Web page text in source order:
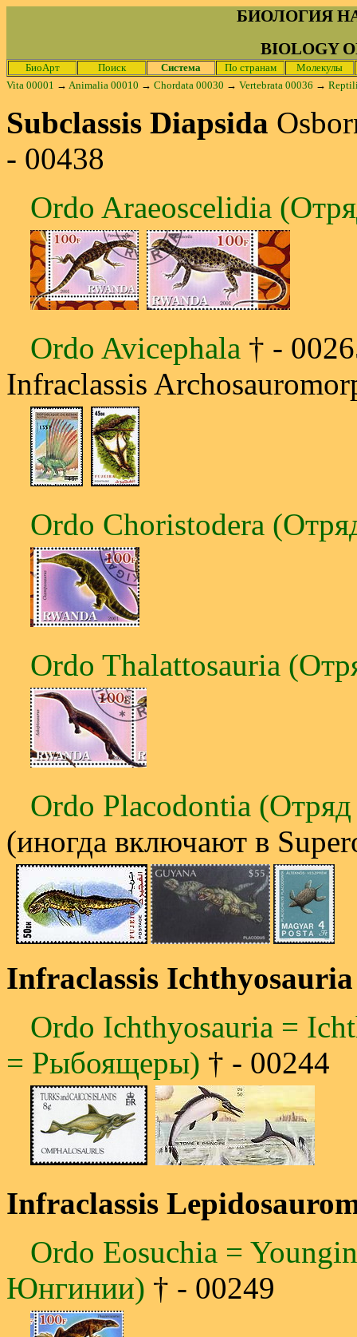
БИОЛОГИЯ
BIOLOGY
БиоАрт Поиск Система По странам
Молекулы
Vita 00001 → Animalia 00010 → Chordata 00030 → Vertebrata 00036 →
Subclassis Diapsida
- 00438
Ordo Araeoscelidia
Ordo Avicephala † -
Infraclassis
Ordo Choristodera
Ordo Thalattosauria
Ordo Placodontia
(иногда включают в
Infraclassis
Ordo Ichthyosauria =
= Рыбоящеры) † - 00244
Infraclassis
Ordo Eosuchia =
Юнгинии) † - 00249